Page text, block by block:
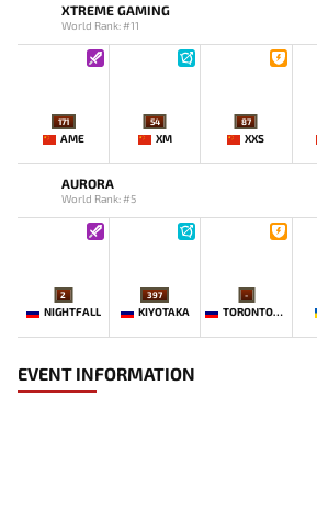
XTREME GAMING
World Rank: #11
171
AME
54
XM
87
XXS
AURORA
World Rank: #5
2
NIGHTFALL
397
KIYOTAKA
-
TORONTOTOKYO
EVENT INFORMATION